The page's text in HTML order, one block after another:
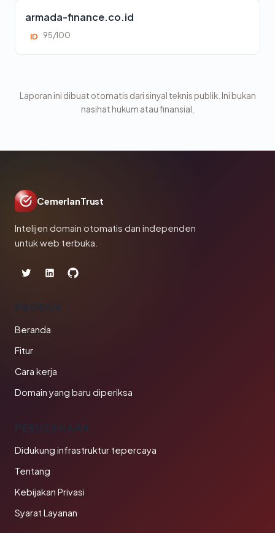
armada-finance.co.id
ID 95/100
Laporan ini dibuat otomatis dari sinyal teknis publik. Ini bukan
nasihat hukum atau finansial.
CemerlanTrust
Intelijen domain otomatis dan independen
untuk web terbuka.
PRODUK
Beranda
Fitur
Cara kerja
Domain yang baru diperiksa
PERUSAHAAN
Didukung infrastruktur tepercaya
Tentang
Kebijakan Privasi
Syarat Layanan